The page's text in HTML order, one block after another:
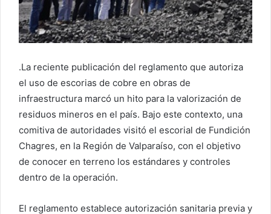
.La reciente publicación del reglamento que autoriza
el uso de escorias de cobre en obras de
infraestructura marcó un hito para la valorización de
residuos mineros en el país. Bajo este contexto, una
comitiva de autoridades visitó el escorial de Fundición
Chagres, en la Región de Valparaíso, con el objetivo
de conocer en terreno los estándares y controles
dentro de la operación.
El reglamento establece autorización sanitaria previa y